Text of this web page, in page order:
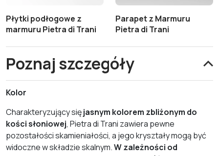
Płytki podłogowe z
marmuru Pietra di Trani
Parapet z Marmuru
Pietra di Trani
Poznaj szczegóły
Kolor
Charakteryzujący sięjasnym kolorem zbliżonym do
kości słoniowej, Pietra di Trani zawiera pewne
pozostałości skamieniałości, a jego kryształy mogą być
widoczne w składzie skalnym.W zależności od